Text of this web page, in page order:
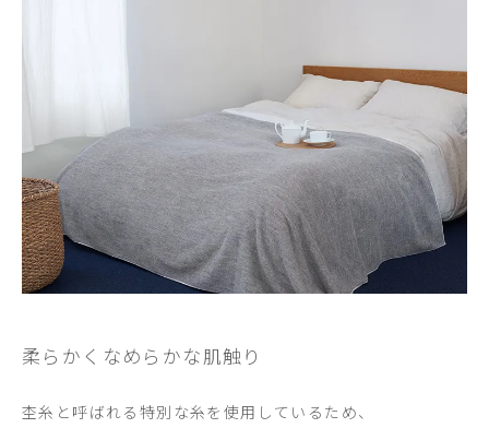
柔らかくなめらかな肌触り
杢糸と呼ばれる特別な糸を使用しているため、